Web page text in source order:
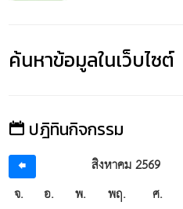
ค้นหาข้อมูลในเว็บไซต์
ปฎิทินกิจกรรม
สิงหาคม 2569
จ.
อ. พ. พฤ. ศ.